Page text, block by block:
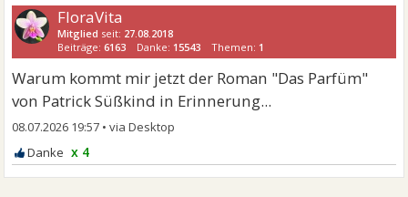
FloraVita
Mitglied seit: 27.08.2018
Beiträge:6163 Danke: 15543 Themen: 1
Warum kommt mir jetzt der Roman "Das Parfüm"
von Patrick Süßkind in Erinnerung...
08.07.2026 19:57 •
x 4